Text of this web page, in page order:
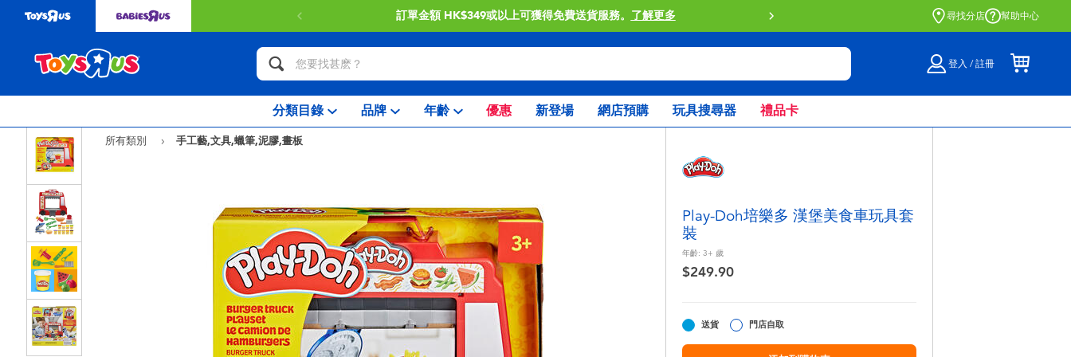
訂單金額 HK$349或以上可獲得免費送貨服務。了解更多 門店自取服務 網上購買並在店內取貨。 了解更多
尋找分店 幫助中心
登入 / 註冊
分類目錄 品牌 年齡 優惠 新登場 網店預購 玩具搜尋器 禮品卡
所有類別 手工藝,文具,蠟筆,泥膠,畫板
Play-Doh培樂多 漢堡美食車玩具套
裝
年齡: 3+ 歲
$249.90
送貨 門店自取